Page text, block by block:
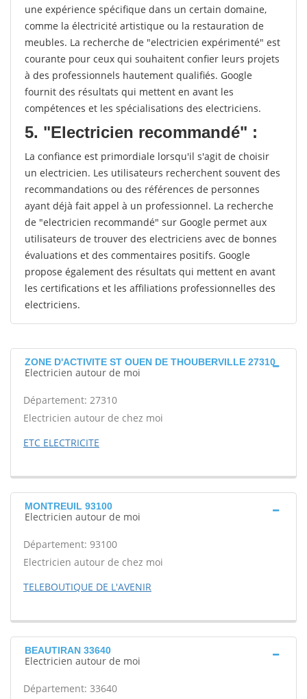
une expérience spécifique dans un certain domaine,
comme la électricité artistique ou la restauration de
meubles. La recherche de "electricien expérimenté" est
courante pour ceux qui souhaitent confier leurs projets
à des professionnels hautement qualifiés. Google
fournit des résultats qui mettent en avant les
compétences et les spécialisations des electriciens.
5. "Electricien recommandé" :
La confiance est primordiale lorsqu'il s'agit de choisir
un electricien. Les utilisateurs recherchent souvent des
recommandations ou des références de personnes
ayant déjà fait appel à un professionnel. La recherche
de "electricien recommandé" sur Google permet aux
utilisateurs de trouver des electriciens avec de bonnes
évaluations et des commentaires positifs. Google
propose également des résultats qui mettent en avant
les certifications et les affiliations professionnelles des
electriciens.
ZONE D'ACTIVITE ST OUEN DE THOUBERVILLE 27310
Electricien autour de moi
Département: 27310
Electricien autour de chez moi
ETC ELECTRICITE
MONTREUIL 93100
Electricien autour de moi
Département: 93100
Electricien autour de chez moi
TELEBOUTIQUE DE L'AVENIR
BEAUTIRAN 33640
Electricien autour de moi
Département: 33640